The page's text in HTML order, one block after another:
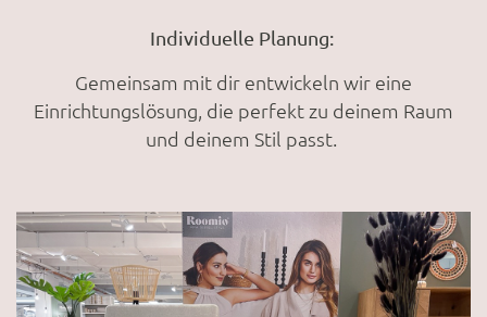
Individuelle Planung:
Gemeinsam mit dir entwickeln wir eine
Einrichtungslösung, die perfekt zu deinem Raum
und deinem Stil passt.